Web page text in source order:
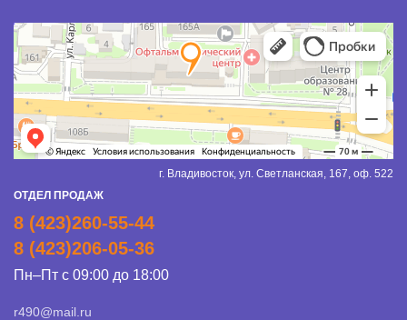
г. Владивосток, ул. Светланская, 167, оф. 522
ОТДЕЛ ПРОДАЖ
8 (423)260-55-44
8 (423)206-05-36
Пн–Пт с 09:00 до 18:00
r490@mail.ru